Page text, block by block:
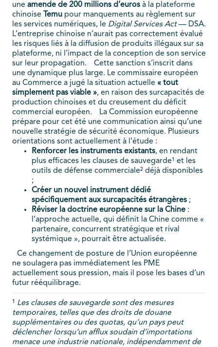
une amende de 200 millions d’euros à la plateforme
chinoise Temu pour manquements au règlement sur
les services numériques, le Digital Services Act— DSA.
L’entreprise chinoise n’aurait pas correctement évalué
les risques liés à la diffusion de produits illégaux sur sa
plateforme, ni l’impact de la conception de son service
sur leur propagation.
Cette sanction s’inscrit dans
une dynamique plus large. Le commissaire européen
au Commerce a jugé la situation actuelle « tout
simplement pas viable », en raison des surcapacités de
production chinoises et du creusement du déficit
commercial européen.
La Commission européenne
prépare pour cet été une communication ainsi qu’une
nouvelle stratégie de sécurité économique. Plusieurs
orientations sont actuellement à l’étude :
Renforcer les instruments existants, en rendant
plus efficaces les clauses de sauvegarde¹ et les
outils de défense commerciale² déjà disponibles
;
Créer un nouvel instrument dédié
spécifiquement aux surcapacités étrangères ;
Réviser la doctrine européenne sur la Chine :
l’approche actuelle, qui définit la Chine comme «
partenaire, concurrent stratégique et rival
systémique », pourrait être actualisée.
Ce changement de posture de l’Union européenne
ne soulagera pas immédiatement les PME
actuellement sous pression, mais il pose les bases d’un
futur rééquilibrage.
¹ Les clauses de sauvegarde sont des mesures
temporaires, telles que des droits de douane
supplémentaires ou des quotas, qu’un pays peut
déclencher lorsqu’un afflux soudain d’importations
menace une industrie nationale, indépendamment de